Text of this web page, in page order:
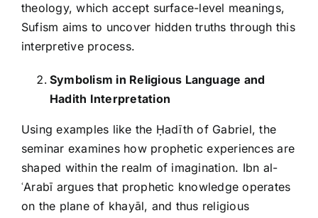
theology, which accept surface-level meanings,
Sufism aims to uncover hidden truths through this
interpretive process.
Symbolism in Religious Language and
Hadith Interpretation
Using examples like the Ḥadīth of Gabriel, the
seminar examines how prophetic experiences are
shaped within the realm of imagination. Ibn al-
ʿArabī argues that prophetic knowledge operates
on the plane of khayāl, and thus religious